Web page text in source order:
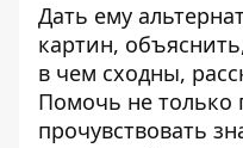
Дать ему
картин,
в чем сходны,
Помочь не только
прочувствовать